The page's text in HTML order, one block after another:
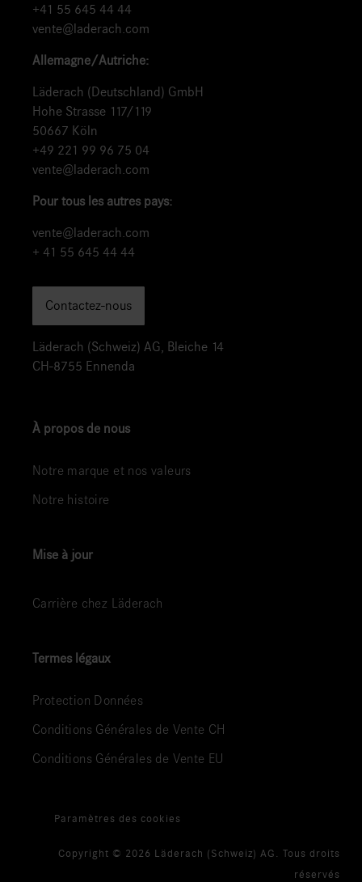
+41 55 645 44 44
vente@laderach.com
Allemagne/Autriche:
Läderach (Deutschland) GmbH
Hohe Strasse 117/119
50667 Köln
+49 221 99 96 75 04
vente@laderach.com
Pour tous les autres pays:
vente@laderach.com
+ 41 55 645 44 44
Contactez-nous
Läderach (Schweiz) AG, Bleiche 14
CH-8755 Ennenda
À propos de nous
Notre marque et nos valeurs
Notre histoire
Mise à jour
Carrière chez Läderach
Termes légaux
Protection Données
Conditions Générales de Vente CH
Conditions Générales de Vente EU
Paramètres des cookies
Copyright © 2026 Läderach (Schweiz) AG. Tous droits
réservés